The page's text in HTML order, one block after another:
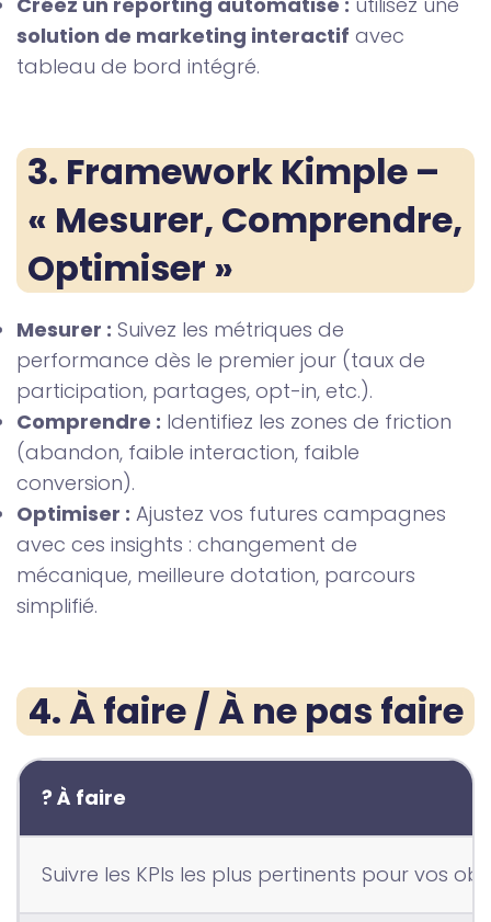
solution de marketing interactif avec
tableau de bord intégré.
3. Framework Kimple –
« Mesurer, Comprendre,
Optimiser »
Mesurer : Suivez les métriques de
performance dès le premier jour (taux de
participation, partages, opt-in, etc.).
Comprendre : Identifiez les zones de friction
(abandon, faible interaction, faible
conversion).
Optimiser : Ajustez vos futures campagnes
avec ces insights : changement de
mécanique, meilleure dotation, parcours
simplifié.
4. À faire / À ne pas faire
? À faire
Suivre les KPIs les plus pertinents pour vos